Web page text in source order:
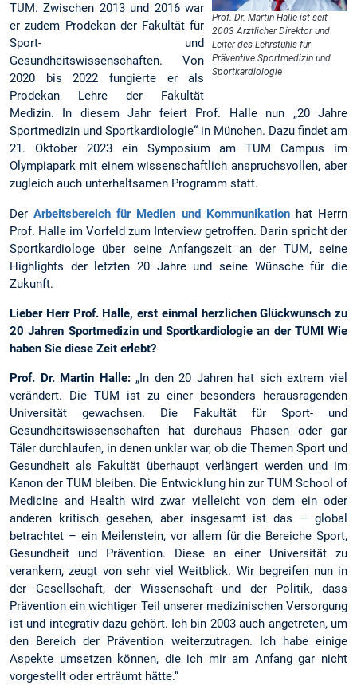
Prof. Dr. Martin Halle ist seit
2003 Ärztlicher Direktor und
Leiter des Lehrstuhls für
Präventive Sportmedizin und
Sportkardiologie
TUM. Zwischen 2013 und 2016 war
er zudem Prodekan der Fakultät für
Sport- und
Gesundheitswissenschaften. Von
2020 bis 2022 fungierte er als
Prodekan Lehre der Fakultät
Medizin. In diesem Jahr feiert Prof. Halle nun „20 Jahre
Sportmedizin und Sportkardiologie“ in München. Dazu findet am
21. Oktober 2023 ein Symposium am TUM Campus im
Olympiapark mit einem wissenschaftlich anspruchsvollen, aber
zugleich auch unterhaltsamen Programm statt.
DerArbeitsbereich für Medien und Kommunikationhat Herrn
Prof. Halle im Vorfeld zum Interview getroffen. Darin spricht der
Sportkardiologe über seine Anfangszeit an der TUM, seine
Highlights der letzten 20 Jahre und seine Wünsche für die
Zukunft.
Lieber Herr Prof. Halle, erst einmal herzlichen Glückwunsch zu
20 Jahren Sportmedizin und Sportkardiologie an der TUM! Wie
haben Sie diese Zeit erlebt?
Prof. Dr. Martin Halle: „In den 20 Jahren hat sich extrem viel
verändert. Die TUM ist zu einer besonders herausragenden
Universität gewachsen. Die Fakultät für Sport- und
Gesundheitswissenschaften hat durchaus Phasen oder gar
Täler durchlaufen, in denen unklar war, ob die Themen Sport und
Gesundheit als Fakultät überhaupt verlängert werden und im
Kanon der TUM bleiben. Die Entwicklung hin zur TUM School of
Medicine and Health wird zwar vielleicht von dem ein oder
anderen kritisch gesehen, aber insgesamt ist das – global
betrachtet – ein Meilenstein, vor allem für die Bereiche Sport,
Gesundheit und Prävention. Diese an einer Universität zu
verankern, zeugt von sehr viel Weitblick. Wir begreifen nun in
der Gesellschaft, der Wissenschaft und der Politik, dass
Prävention ein wichtiger Teil unserer medizinischen Versorgung
ist und integrativ dazu gehört. Ich bin 2003 auch angetreten, um
den Bereich der Prävention weiterzutragen. Ich habe einige
Aspekte umsetzen können, die ich mir am Anfang gar nicht
vorgestellt oder erträumt hätte.“